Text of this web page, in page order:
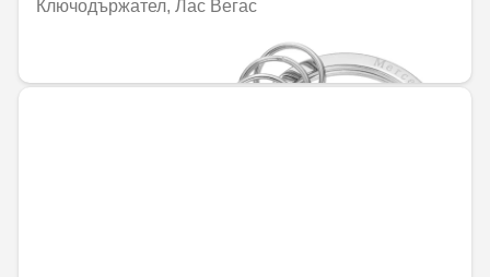
Ключодържател, Лас Вегас